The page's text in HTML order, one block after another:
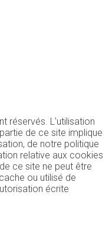
réservés. L'utilisation
de ce site implique
de notre politique
relative aux cookies
ce site ne peut être
ou utilisé de
écrite